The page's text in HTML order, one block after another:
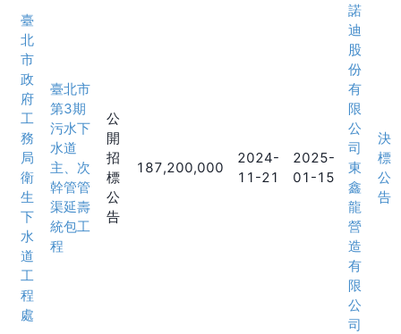
臺
北
市
政
府
工
務
局
衛
生
下
水
道
工
程
處
臺北市
第3期
污水下
水道
主、次
幹管管
渠延壽
統包工
程
公
開
招
標
公
告
187,200,000
2024-
11-21
2025-
01-15
諾
迪
股
份
有
限
公
司
東
鑫
龍
營
造
有
限
公
司
決
標
公
告